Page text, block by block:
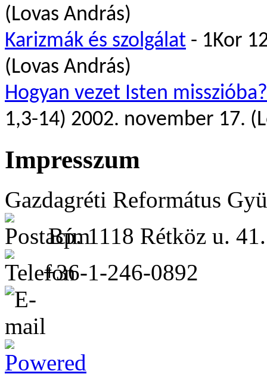
(Lovas András)
Karizmák és szolgálat - 1Kor
(Lovas András)
Hogyan vezet Isten misszióba?
1,3-14) 2002. november 17.
Impresszum
Gazdagréti Református
Bp. 1118 Rétköz u. 41.
+36-1-246-0892